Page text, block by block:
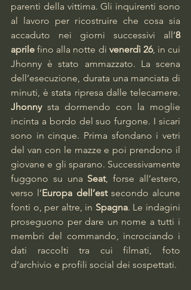
parenti della vittima. Gli inquirenti sono
al lavoro per ricostruire che cosa sia
accaduto nei giorni successivi all’8
aprile fino alla notte di venerdì 26, in cui
Jhonny è stato ammazzato. La scena
dell’esecuzione, durata una manciata di
Jhonny sta dormendo con la moglie
incinta a bordo del suo furgone. I sicari
sono in cinque. Prima sfondano i vetri
del van con le mazze e poi prendono il
giovane e gli sparano. Successivamente
fuggono su una Seat, forse all’estero,
verso l’Europa dell’est secondo alcune
fonti o, per altre, in Spagna. Le indagini
proseguono per dare un nome a tutti i
membri del commando, incrociando i
dati raccolti tra cui filmati, foto
d’archivio e profili social dei sospettati.